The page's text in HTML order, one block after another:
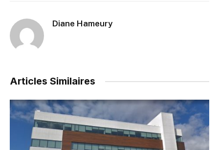
Diane Hameury
Articles Similaires